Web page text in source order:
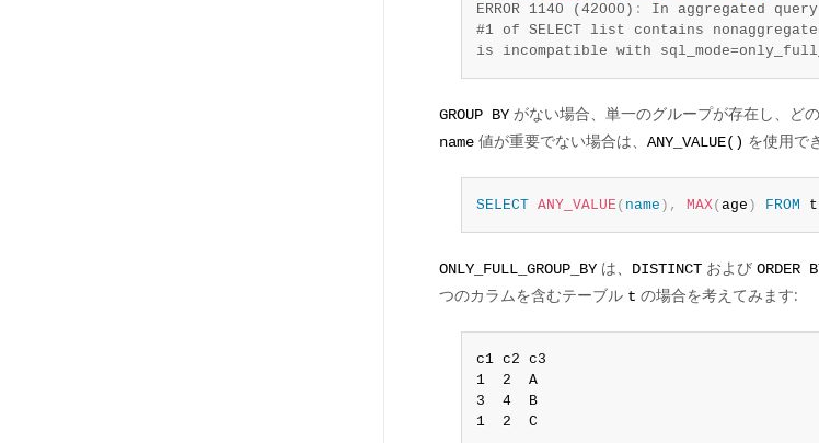
ERROR 1140 (42000) :
In aggregated query
#1 of SELECT list contains
is incompatible with
GROUP BY がない場合、単一のグループが存在し、どの
name 値が重要でない場合は、 ANY_VALUE() を使用で
SELECT ANY_VALUE ( name ) , MAX(age ) FROM t
ONLY_FULL_GROUP_BY は、 DISTINCT および ORDER
つのカラムを含むテーブル t の場合を考えてみます:
c1 c2 c3
1  2  A
3  4  B
1  2  C